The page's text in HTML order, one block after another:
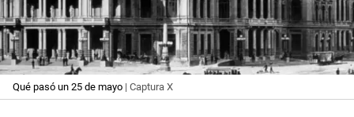
Qué pasó un 25 de mayo | Captura X